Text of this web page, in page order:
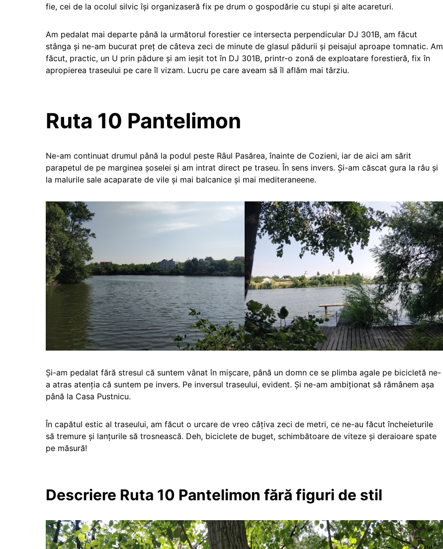
fie, cei de la ocolul silvic își organizaseră fix pe drum o gospodărie cu stupi și alte acareturi.
Am pedalat mai departe până la următorul forestier ce intersecta perpendicular DJ 301B, am făcut
stânga și ne-am bucurat preț de câteva zeci de minute de glasul pădurii și peisajul aproape tomnatic. Am
făcut, practic, un U prin pădure și am ieșit tot în DJ 301B, printr-o zonă de exploatare forestieră, fix în
apropierea traseului pe care îl vizam. Lucru pe care aveam să îl aflăm mai târziu.
Ruta 10 Pantelimon
Ne-am continuat drumul până la podul peste Râul Pasărea, înainte de Cozieni, iar de aici am sărit
parapetul de pe marginea șoselei și am intrat direct pe traseu. În sens invers. Și-am căscat gura la râu și
la malurile sale acaparate de vile și mai balcanice și mai mediteraneene.
Și-am pedalat fără stresul că suntem vânat în mișcare, până un domn ce se plimba agale pe bicicletă ne-
a atras atenția că suntem pe invers. Pe inversul traseului, evident. Și ne-am ambiționat să rămânem așa
până la Casa Pustnicu.
În capătul estic al traseului, am făcut o urcare de vreo câțiva zeci de metri, ce ne-au făcut încheieturile
să tremure și lanțurile să trosnească. Deh, biciclete de buget, schimbătoare de viteze și deraioare spate
pe măsură!
Descriere Ruta 10 Pantelimon fără figuri de stil